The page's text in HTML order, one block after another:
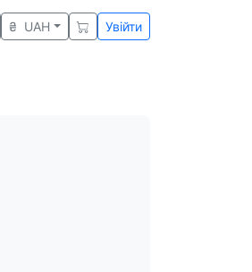
₴ UAH Увійти